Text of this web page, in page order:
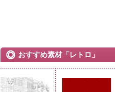
おすすめ素材「レトロ」